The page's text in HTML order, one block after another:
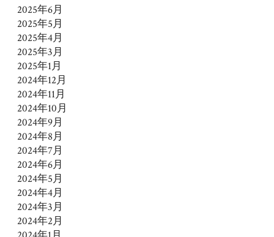
2025年6月
2025年5月
2025年4月
2025年3月
2025年1月
2024年12月
2024年11月
2024年10月
2024年9月
2024年8月
2024年7月
2024年6月
2024年5月
2024年4月
2024年3月
2024年2月